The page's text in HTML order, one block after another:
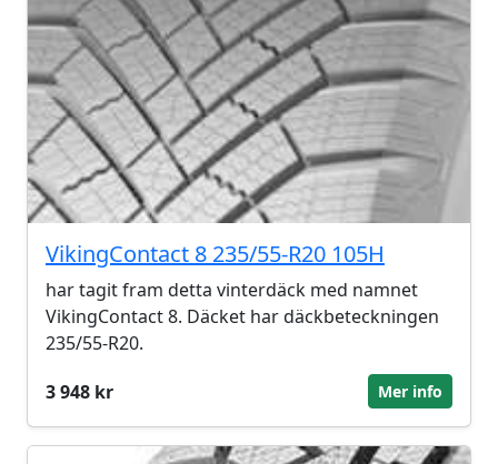
VikingContact 8 235/55-R20 105H
har tagit fram detta vinterdäck med namnet
VikingContact 8. Däcket har däckbeteckningen
235/55-R20.
3 948 kr
Mer info